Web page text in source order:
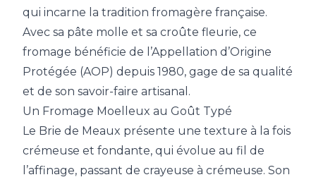
qui incarne la tradition fromagère française.
Avec sa pâte molle et sa croûte fleurie, ce
fromage bénéficie de l’Appellation d’Origine
Protégée (AOP) depuis 1980, gage de sa qualité
et de son savoir-faire artisanal.
Un Fromage Moelleux au Goût Typé
Le Brie de Meaux présente une texture à la fois
crémeuse et fondante, qui évolue au fil de
l’affinage, passant de crayeuse à crémeuse. Son